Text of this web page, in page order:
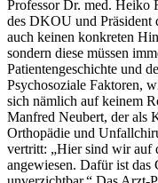
Professor Dr. med. Heiko
des DKOU und
auch keinen konkreten
sondern diese müssen
Patientengeschichte und
Psychosoziale Faktoren,
sich nämlich auf keinem
Manfred Neubert, der als
Orthopädie und
vertritt: „Hier sind wir auf
angewiesen. Dafür ist das